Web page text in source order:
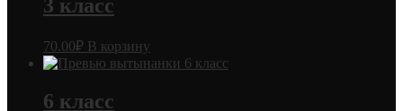
3 класс
70.00₽ В корзину
6 класс